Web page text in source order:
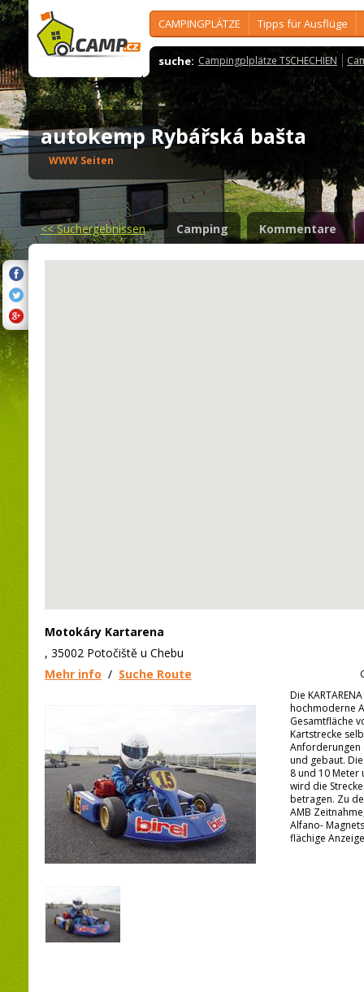
CAMPINGPLÄTZE Tipps für Ausflüge
suche: Campingplplätze TSCHECHIEN
autokemp Rybářská bašta
WWW Seiten
<<Suchergebnissen Camping Kommentare
Motokáry Kartarena
, 35002 Potočiště u Chebu
Mehr info / Suche Route
Die
hochmoderne
Gesamtfläche
Kartstrecke
und gebaut.
8 und 10 Meter
wird die
betragen. Zu
AMB
Alfano-
flächige